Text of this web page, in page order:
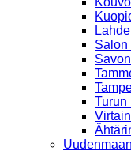
Salon
Turun